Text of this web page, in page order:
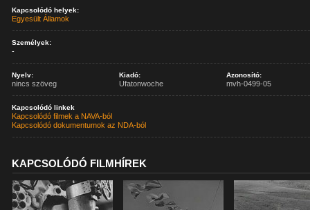
Kapcsolódó helyek:
Egyesült Államok
Személyek:
-
Nyelv:
nincs szöveg
Kiadó:
Ufatonwoche
Azonosító:
mvh-0499-05
Kapcsolódó linkek
Kapcsolódó filmek a NAVA-ból
Kapcsolódó dokumentumok az NDA-ból
KAPCSOLÓDÓ FILMHÍREK